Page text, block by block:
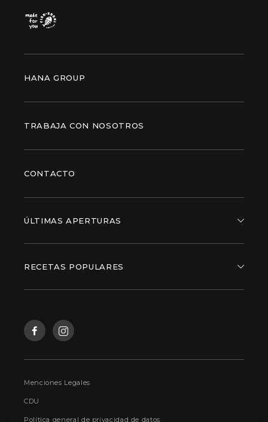
HANA GROUP
TRABAJA CON NOSOTROS
CONTACTO
ÚLTIMAS APERTURAS
RECETAS POPULARES
Menciones Legales
CDU
Política general de privacidad de datos